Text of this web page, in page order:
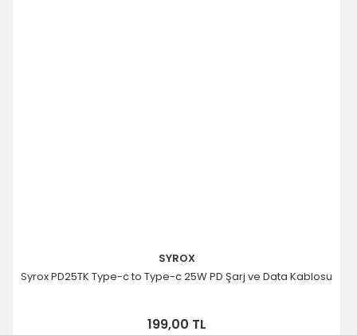
SYROX
Syrox PD25TK Type-c to Type-c 25W PD Şarj ve Data Kablosu
199,00 TL